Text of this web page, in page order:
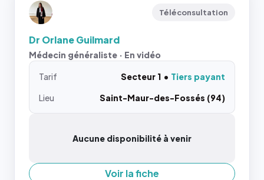
Téléconsultation
Dr Orlane Guilmard
Médecin généraliste · En vidéo
Tarif Secteur 1
Tiers payant
Lieu
Saint-Maur-des-Fossés (94)
Aucune disponibilité à venir
Voir la fiche